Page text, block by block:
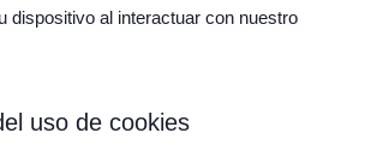
dispositivo al interactuar con nuestro
uso de cookies